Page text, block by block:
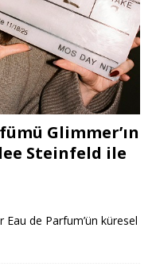
Glimmer’ın
Steinfeld ile
de Parfum’ün küresel